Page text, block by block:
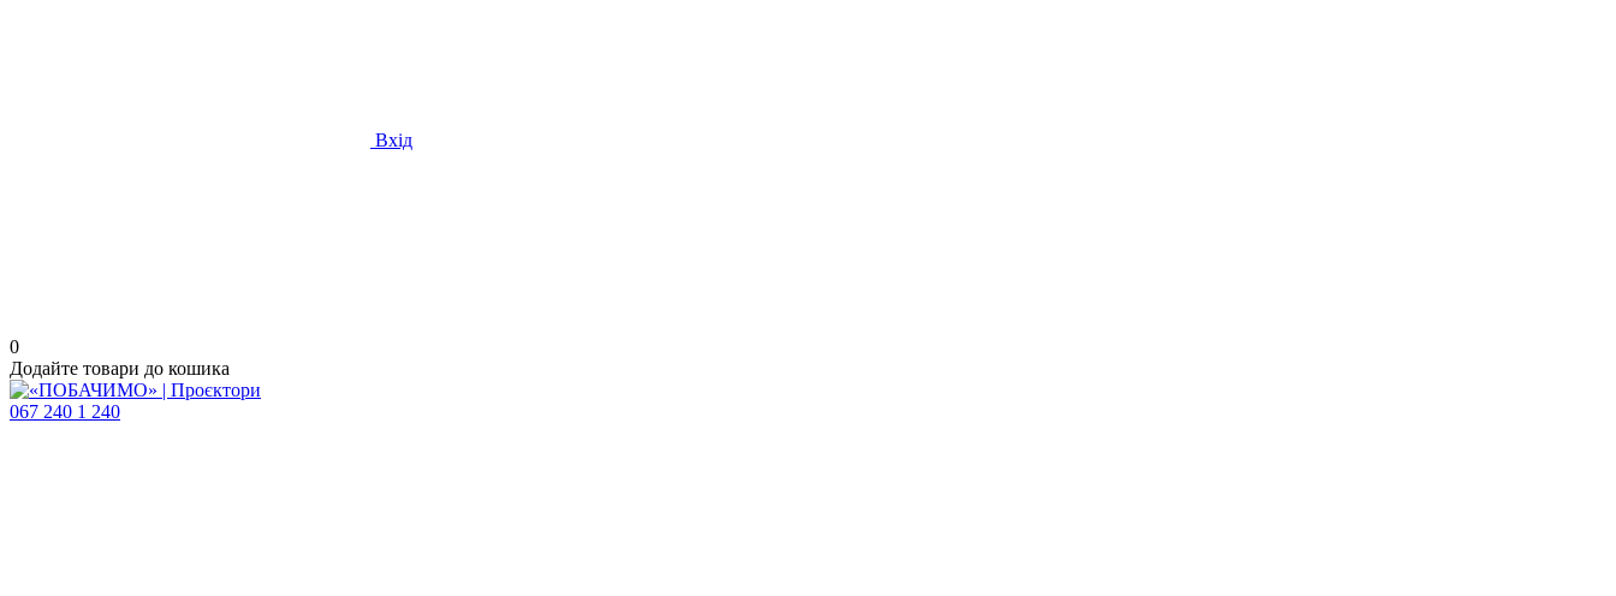
Вхід
0
Додайте товари до кошика
067 240 1 240